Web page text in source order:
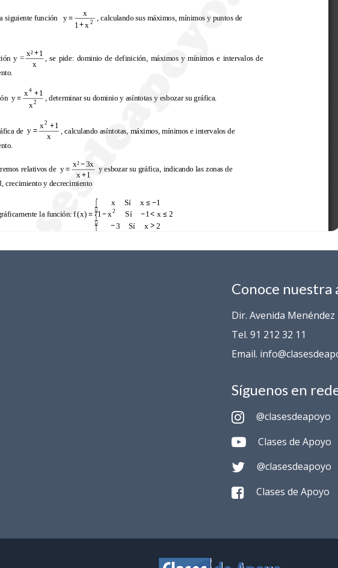
Conoce nuestra
Dir. Avenida Menéndez
Tel. 91 212 32 11
Email.
Síguenos en
@clasesdeapoyo
Clases de Apoyo
@clasesdeapoyo
Clases de Apoyo